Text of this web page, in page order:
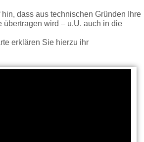
dass aus technischen Gründen Ihre
übertragen wird – u.U. auch in die
erklären Sie hierzu ihr